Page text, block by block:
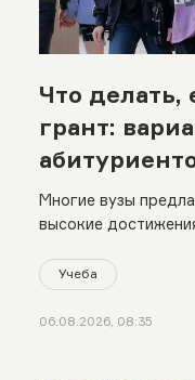
Что делать,
грант:
Многие вузы
высокие
Учеба
06.08.2026, 08:35